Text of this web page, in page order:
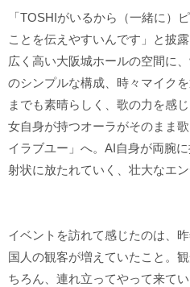
「TOSHIがいるから（一緒に）
ことを伝えやすいんです」と披
広く高い大阪城ホールの空間に
のシンプルな構成、時々マイク
までも素晴らしく、歌の力を感
女自身が持つオーラがそのまま
イラブユー」へ。AI自身が両腕
射状に放たれていく、壮大なエン
イベントを訪れて感じたのは、
国人の観客が増えていたこと。
ちろん、連れ立ってやって来て